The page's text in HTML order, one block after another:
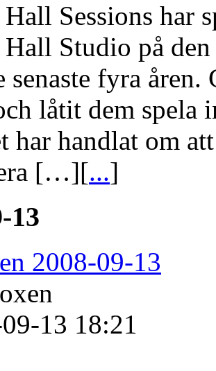
Sessions har
Studio på
senaste fyra
låtit dem spela
har handlat om
[…][...]
13
2008-09-13
13 18:21